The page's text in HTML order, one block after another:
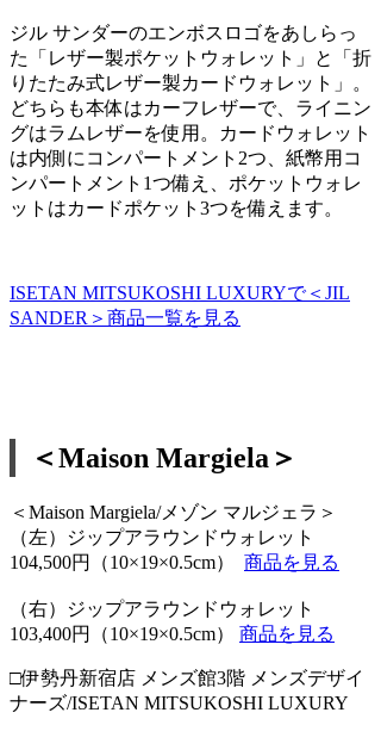
ジル サンダーのエンボスロゴをあしらっ
た「レザー製ポケットウォレット」と「折
りたたみ式レザー製カードウォレット」。
どちらも本体はカーフレザーで、ライニン
グはラムレザーを使用。カードウォレット
は内側にコンパートメント2つ、紙幣用コ
ンパートメント1つ備え、ポケットウォレ
ットはカードポケット3つを備えます。
ISETAN MITSUKOSHI LUXURYで＜JIL
SANDER＞商品一覧を見る
＜Maison Margiela＞
＜Maison Margiela/メゾン マルジェラ＞
（左）ジップアラウンドウォレット
104,500円（10×19×0.5cm） 商品を見る
（右）ジップアラウンドウォレット
103,400円（10×19×0.5cm） 商品を見る
□伊勢丹新宿店 メンズ館3階 メンズデザイ
ナーズ/ISETAN MITSUKOSHI LUXURY